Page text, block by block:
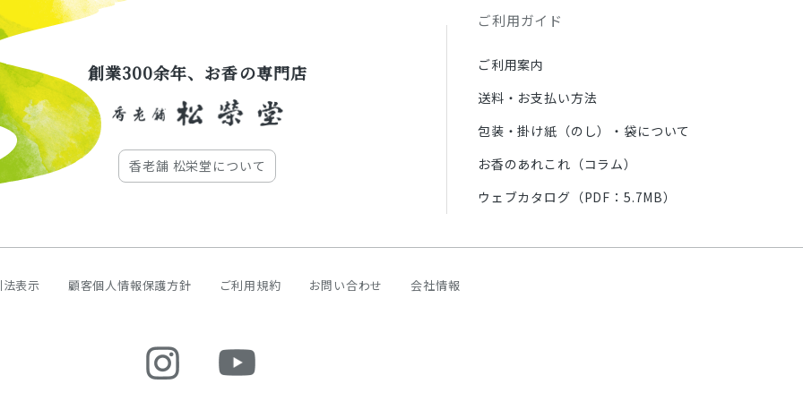
創業300余年、お香の専門店
香老舗 松栄堂について
ご利用ガイド
ご利用案内
送料・お支払い方法
包装・掛け紙（のし）・袋について
お香のあれこれ（コラム）
ウェブカタログ（PDF：5.7MB）
表示 顧客個人情報保護方針 ご利用規約 お問い合わせ 会社情報